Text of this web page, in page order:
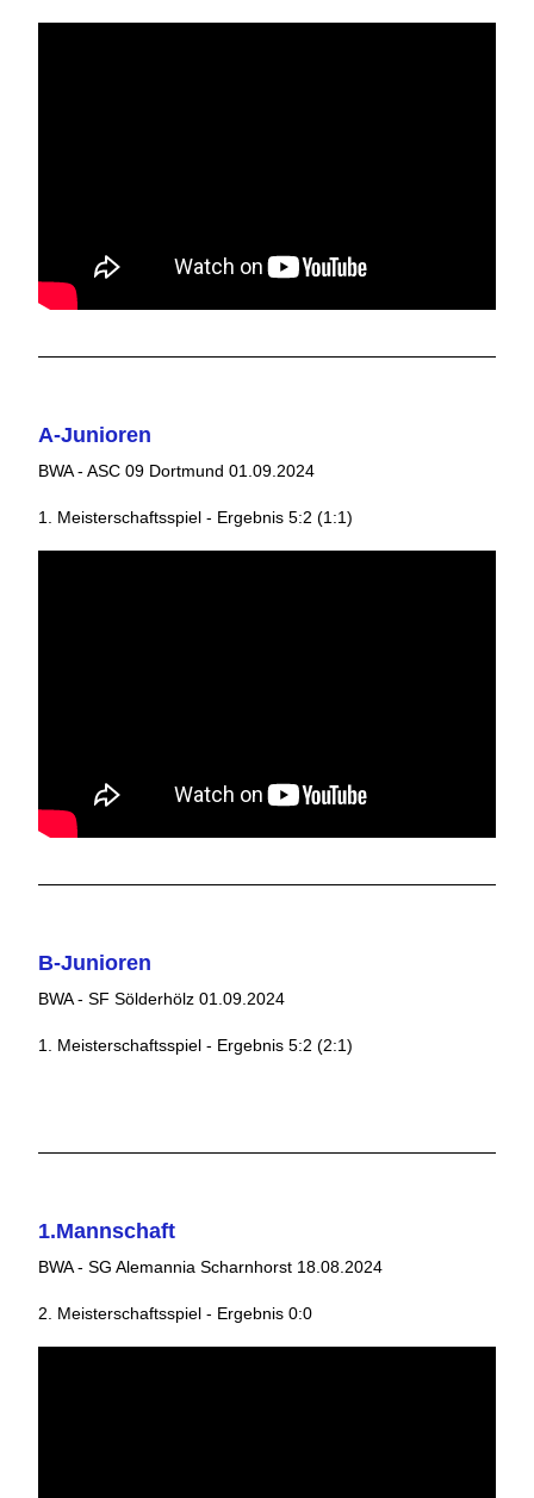
A-Junioren
BWA - ASC 09 Dortmund 01.09.2024
1. Meisterschaftsspiel - Ergebnis 5:2 (1:1)
B-Junioren
BWA - SF Sölderhölz 01.09.2024
1. Meisterschaftsspiel - Ergebnis 5:2 (2:1)
1.Mannschaft
BWA - SG Alemannia Scharnhorst 18.08.2024
2. Meisterschaftsspiel - Ergebnis 0:0